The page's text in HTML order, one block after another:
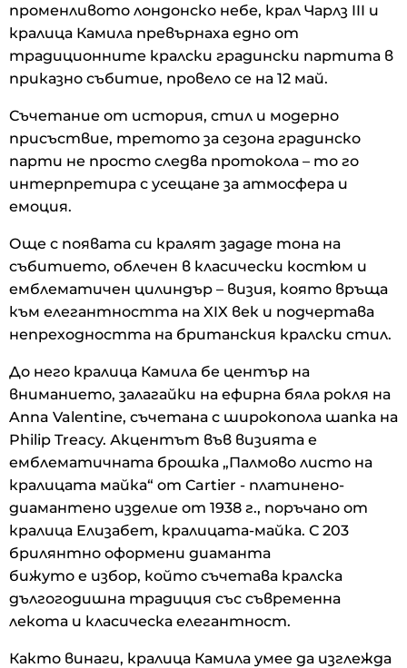
променливото лондонско небе, крал Чарлз III и
кралица Камила превърнаха едно от
традиционните кралски градински партита в
приказно събитие, провело се на 12 май.
Съчетание от история, стил и модерно
присъствие, третото за сезона градинско
парти не просто следва протокола – то го
интерпретира с усещане за атмосфера и
емоция.
Още с появата си кралят зададе тона на
събитието, облечен в класически костюм и
емблематичен цилиндър – визия, която връща
към елегантността на XIX век и подчертава
непреходността на британския кралски стил.
До него кралица Камила бе център на
вниманието, залагайки на ефирна бяла рокля на
Anna Valentine, съчетана с широкопола шапка на
Philip Treacy. Акцентът във визията е
емблематичната брошка „Палмово листо на
кралицата майка“ от Cartier - платинено-
диамантено изделие от 1938 г., поръчано от
кралица Елизабет, кралицата-майка. С 203
брилянтно оформени диаманта
бижуто е избор, който съчетава кралска
дългогодишна традиция със съвременна
лекота и класическа елегантност.
Както винаги, кралица Камила умее да изглежда